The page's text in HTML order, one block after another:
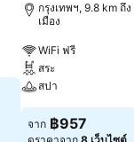
กรุงเทพฯ, 9.8 km ถึ
เมือง
WiFi ฟรี
สระ
สปา
จาก ฿957